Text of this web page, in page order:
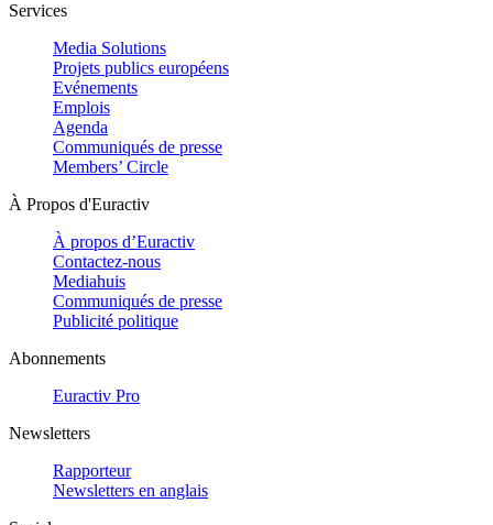
Services
Media Solutions
Projets publics européens
Evénements
Emplois
Agenda
Communiqués de presse
Members’ Circle
À Propos d'Euractiv
À propos d’Euractiv
Contactez-nous
Mediahuis
Communiqués de presse
Publicité politique
Abonnements
Euractiv Pro
Newsletters
Rapporteur
Newsletters en anglais